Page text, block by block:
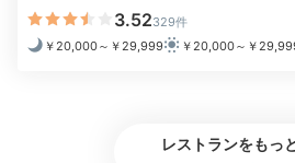
プレミアムクラブラウンジ勤務の村
プレミアムクラブラウンジでは、
3.52329件
￥20,000～￥29,999
￥20,000～￥
レストランをもっ